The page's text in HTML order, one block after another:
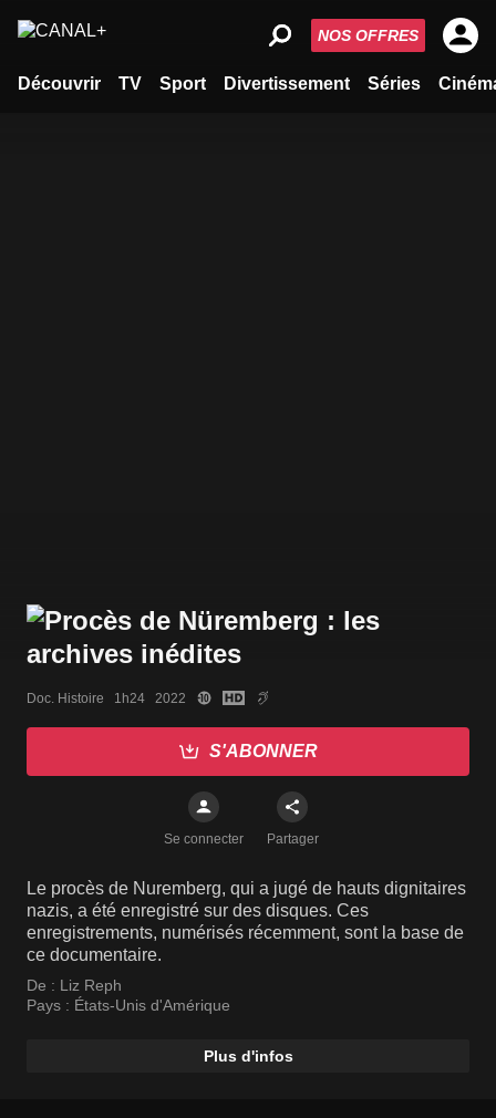
Découvrir TV Sport Divertissement Séries
NOS OFFRES
Doc. Histoire   1h24   2022
S'ABONNER
Se connecter Partager
Le procès de Nuremberg, qui a jugé de hauts dignitaires
nazis, a été enregistré sur des disques. Ces
enregistrements, numérisés récemment, sont la base de
ce documentaire.
De : Liz Reph
Pays : États-Unis d'Amérique
Plus d'infos